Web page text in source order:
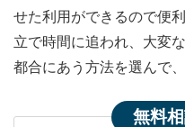
せた利用ができるので便
立で時間に追われ、大変
都合にあう方法を選んで
無料